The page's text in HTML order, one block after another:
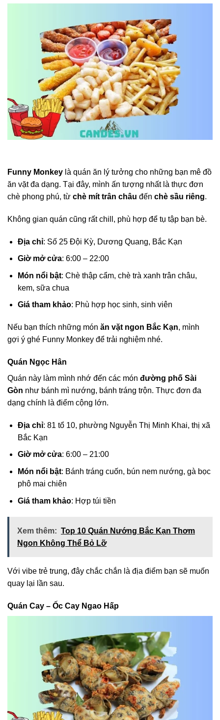
Funny Monkey là quán ăn lý tưởng cho những bạn mê đồ
ăn vặt đa dạng. Tại đây, mình ấn tượng nhất là thực đơn
chè phong phú, từ chè mít trân châu đến chè sầu riêng.
Không gian quán cũng rất chill, phù hợp để tụ tập bạn bè.
Địa chỉ: Số 25 Đội Kỳ, Dương Quang, Bắc Kạn
Giờ mở cửa: 6:00 – 22:00
Món nổi bật: Chè thập cẩm, chè trà xanh trân châu,
kem, sữa chua
Giá tham khảo: Phù hợp học sinh, sinh viên
Nếu bạn thích những món ăn vặt ngon Bắc Kạn, mình
gợi ý ghé Funny Monkey để trải nghiệm nhé.
Quán Ngọc Hân
Quán này làm mình nhớ đến các món đường phố Sài
Gòn như bánh mì nướng, bánh tráng trộn. Thực đơn đa
dạng chính là điểm cộng lớn.
Địa chỉ: 81 tổ 10, phường Nguyễn Thị Minh Khai, thị xã
Bắc Kạn
Giờ mở cửa: 6:00 – 21:00
Món nổi bật: Bánh tráng cuốn, bún nem nướng, gà bọc
phô mai chiên
Giá tham khảo: Hợp túi tiền
Xem thêm: Top 10 Quán Nướng Bắc Kạn Thơm
Ngon Không Thể Bỏ Lỡ
Với vibe trẻ trung, đây chắc chắn là địa điểm bạn sẽ muốn
quay lại lần sau.
Quán Cay – Ốc Cay Ngao Hấp